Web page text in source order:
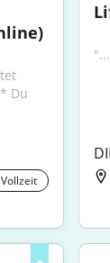
Du
Vollzeit